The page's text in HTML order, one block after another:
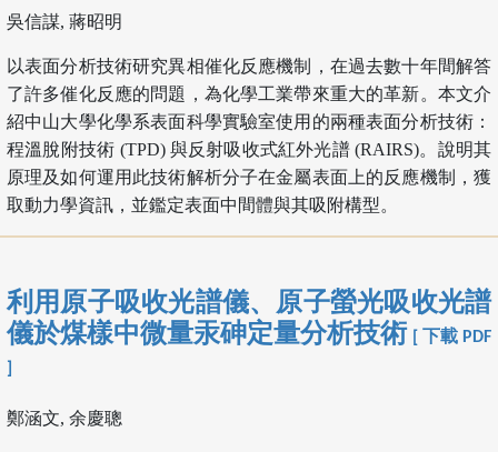
吳信謀, 蔣昭明
以表面分析技術研究異相催化反應機制，在過去數十年間解答
了許多催化反應的問題，為化學工業帶來重大的革新。本文介
紹中山大學化學系表面科學實驗室使用的兩種表面分析技術：
程溫脫附技術 (TPD) 與反射吸收式紅外光譜 (RAIRS)。說明其
原理及如何運用此技術解析分子在金屬表面上的反應機制，獲
取動力學資訊，並鑑定表面中間體與其吸附構型。
利用原子吸收光譜儀、原子螢光吸收光譜
儀於煤樣中微量汞砷定量分析技術
[ 下載 PDF
鄭涵文, 余慶聰